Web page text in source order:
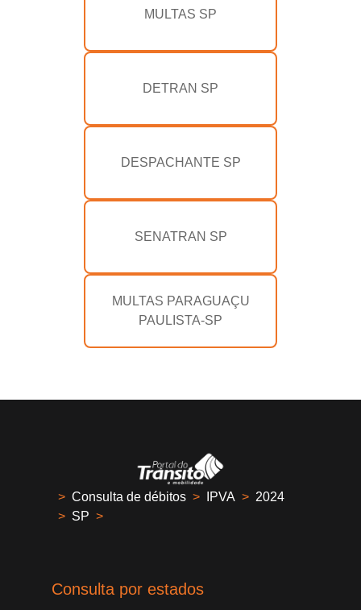
MULTAS SP
DETRAN SP
DESPACHANTE SP
SENATRAN SP
MULTAS PARAGUAÇU
PAULISTA-SP
> Consulta de débitos > IPVA > 2024
> SP >
Consulta por estados